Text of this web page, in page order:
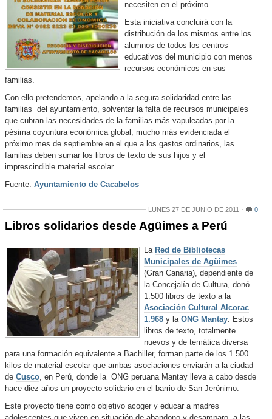
necesiten en el próximo.
Esta iniciativa concluirá con la
distribución de los mismos entre los
alumnos de todos los centros
educativos del municipio con menos
recursos económicos en sus
familias.
Con ello pretendemos, apelando a la segura solidaridad entre las
familias del ayuntamiento, solventar la falta de recursos municipales
que cubran las necesidades de la familias más vapuleadas por la
pésima coyuntura económica global; mucho más evidenciada el
próximo mes de septiembre en el que a los gastos ordinarios, las
familias deben sumar los libros de texto de sus hijos y el
imprescindible material escolar.
Fuente: Ayuntamiento de Cacabelos
LUNES 27 DE JUNIO DE 2011 0
Libros solidarios desde Agüimes a Perú
La Red de Bibliotecas
Municipales de Agüimes
(Gran Canaria), dependiente de
la Concejalía de Cultura, donó
1.500 libros de texto a la
Asociación Cultural Alcorac
1.968 y la ONG Mantay. Estos
libros de texto, totalmente
nuevos y de temática diversa
para una formación equivalente a Bachiller, forman parte de los 1.500
kilos de material escolar que ambas asociaciones enviarán a la ciudad
de Cusco, en Perú, donde la ONG peruana Mantay lleva a cabo desde
hace diez años un proyecto solidario en el barrio de San Jerónimo.
Este proyecto tiene como objetivo acoger y educar a madres